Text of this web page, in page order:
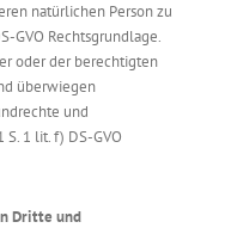
natürlichen Person zu
GVO Rechtsgrundlage.
oder der berechtigten
überwiegen
und
1 lit. f) DS-GVO
Dritte und